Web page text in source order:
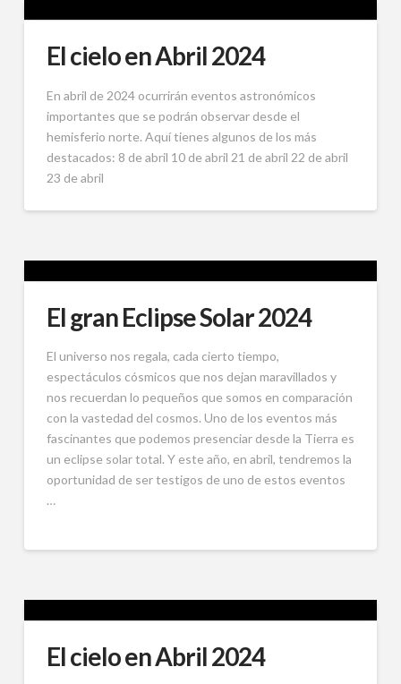
El cielo en Abril 2024
En abril de 2024 ocurrirán eventos astronómicos
importantes que se podrán observar desde el
hemisferio norte. Aquí tienes algunos de los más
destacados: 8 de abril 10 de abril 21 de abril 22 de abril
23 de abril
El gran Eclipse Solar 2024
El universo nos regala, cada cierto tiempo,
espectáculos cósmicos que nos dejan maravillados y
nos recuerdan lo pequeños que somos en comparación
con la vastedad del cosmos. Uno de los eventos más
fascinantes que podemos presenciar desde la Tierra es
un eclipse solar total. Y este año, en abril, tendremos la
oportunidad de ser testigos de uno de estos eventos
…
El cielo en Abril 2024